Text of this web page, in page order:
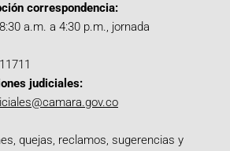
correspondencia:
a.m. a 4:30 p.m., jornada
judiciales:
quejas, reclamos, sugerencias y